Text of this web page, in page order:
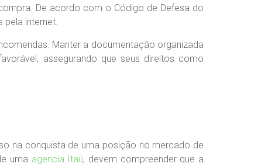
De acordo com o Código de Defesa do
pela internet.
Manter a documentação organizada
assegurando que seus direitos como
na conquista de uma posição no mercado de
uma agencia Itaú, devem compreender que a